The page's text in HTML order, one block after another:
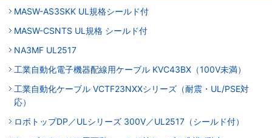
MASW-AS3SKK UL規格シールド付
MASW-CSNTS UL規格 シールド付
NA3MF UL2517
工業自動化電子機器配線用ケーブル KVC43BX（100V未満）
工業自動化ケーブル VCTF23NXXシリーズ（耐震・UL/PSE対
応）
ロボトップDP／ULシリーズ 300V／UL2517（シールド付）